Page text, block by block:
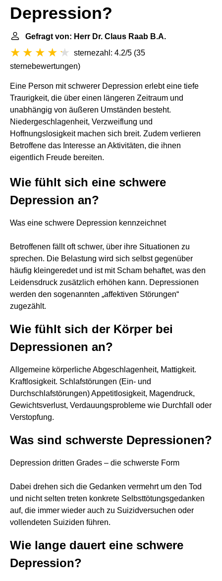
Depression?
Gefragt von: Herr Dr. Claus Raab B.A.
sternezahl: 4.2/5 (35
sternebewertungen)
Eine Person mit schwerer Depression erlebt eine tiefe
Traurigkeit, die über einen längeren Zeitraum und
unabhängig von äußeren Umständen besteht.
Niedergeschlagenheit, Verzweiflung und
Hoffnungslosigkeit machen sich breit. Zudem verlieren
Betroffene das Interesse an Aktivitäten, die ihnen
eigentlich Freude bereiten.
Wie fühlt sich eine schwere
Depression an?
Was eine schwere Depression kennzeichnet
Betroffenen fällt oft schwer, über ihre Situationen zu
sprechen. Die Belastung wird sich selbst gegenüber
häufig kleingeredet und ist mit Scham behaftet, was den
Leidensdruck zusätzlich erhöhen kann. Depressionen
werden den sogenannten „affektiven Störungen“
zugezählt.
Wie fühlt sich der Körper bei
Depressionen an?
Allgemeine körperliche Abgeschlagenheit, Mattigkeit.
Kraftlosigkeit. Schlafstörungen (Ein- und
Durchschlafstörungen) Appetitlosigkeit, Magendruck,
Gewichtsverlust, Verdauungsprobleme wie Durchfall oder
Verstopfung.
Was sind schwerste Depressionen?
Depression dritten Grades – die schwerste Form
Dabei drehen sich die Gedanken vermehrt um den Tod
und nicht selten treten konkrete Selbsttötungsgedanken
auf, die immer wieder auch zu Suizidversuchen oder
vollendeten Suiziden führen.
Wie lange dauert eine schwere
Depression?